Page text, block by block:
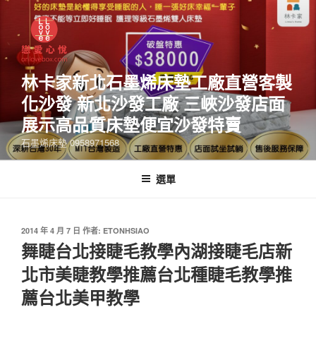
林卡家新北石墨烯床墊工廠直營客製
化沙發 新北沙發工廠 三峽沙發店面
展示高品質床墊便宜沙發特賣
石墨烯床墊 0958971568
選單
2014 年 4 月 7 日 作者: ETONHSIAO
舞睫台北接睫毛教學內湖接睫毛店新
北市美睫教學推薦台北種睫毛教學推
薦台北美甲教學